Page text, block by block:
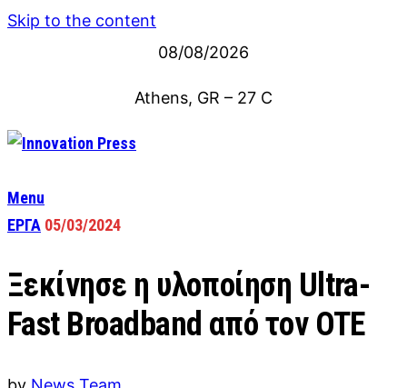
Skip to the content
08/08/2026
Athens, GR – 27 C
Menu
ΕΡΓΑ 05/03/2024
Ξεκίνησε η υλοποίηση Ultra-
Fast Broadband από τον OTE